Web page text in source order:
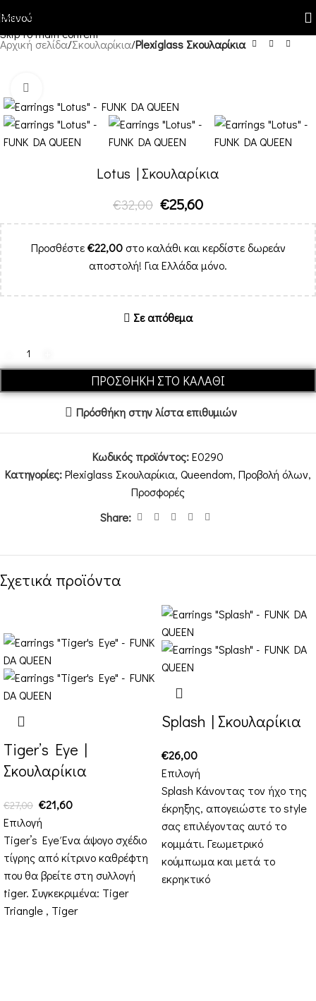
Skip to navigation
Skip to main content
Μενού
Αρχική σελίδα Σκουλαρίκια Plexiglass Σκουλαρίκια
Lotus | Σκουλαρίκια
€32,00 €25,60
Προσθέστε€22,00στο καλάθι και κερδίστε δωρεάν
αποστολή! Για Ελλάδα μόνο.
Σε απόθεμα
ΠΡΟΣΘΉΚΗ ΣΤΟ ΚΑΛΆΘΙ
Πρόσθήκη στην λίστα επιθυμιών
Κωδικός προϊόντος:E0290
Κατηγορίες:Plexiglass Σκουλαρίκια, Queendom, Προβολή όλων,
Προσφορές
Share:
Σχετικά προϊόντα
Tiger’s Eye |
Σκουλαρίκια
€27,00 €21,60
Επιλογή
Tiger’s Eye Ένα άψογο σχέδιο
τίγρης από κίτρινο καθρέφτη
που θα βρείτε στη συλλογή
tiger. Συγκεκριμένα: Tiger
Triangle , Tiger
Splash | Σκουλαρίκια
€26,00
Επιλογή
Splash Κάνοντας τον ήχο της
έκρηξης, απογειώστε το style
σας επιλέγοντας αυτό το
κομμάτι. Γεωμετρικό
κούμπωμα και μετά το
εκρηκτικό